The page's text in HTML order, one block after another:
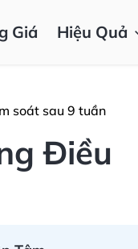
Giá Hiệu Quả
soát sau 9 tuần
Điều